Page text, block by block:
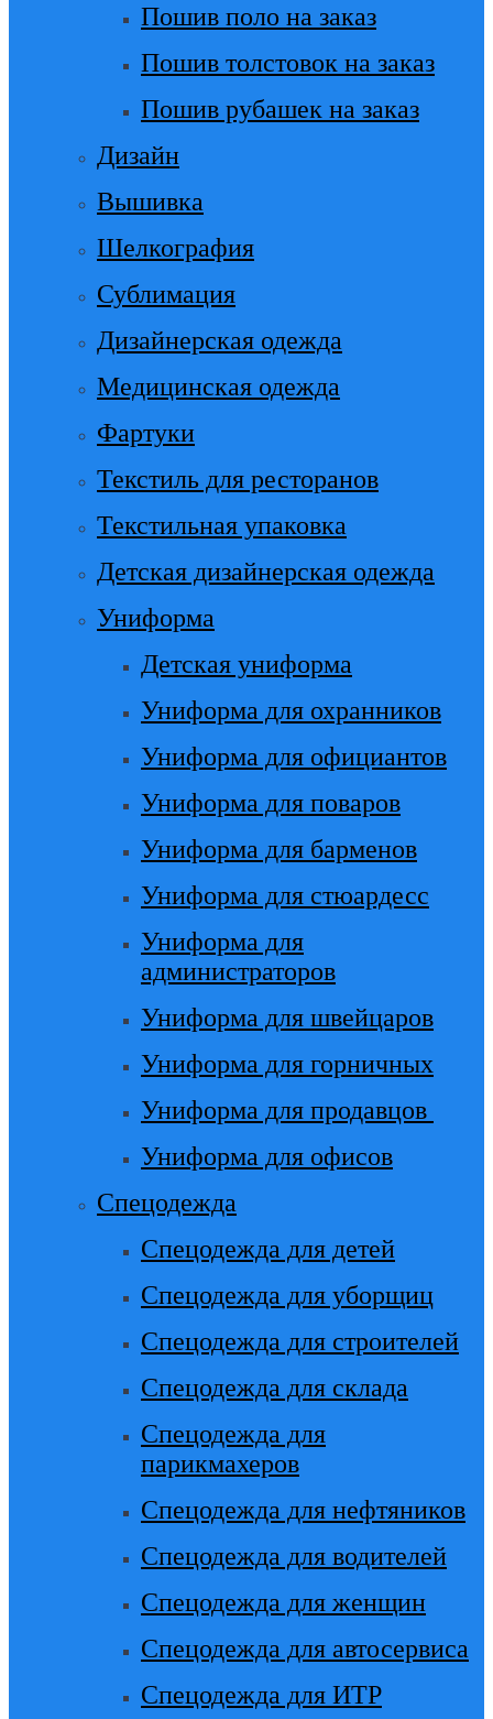
Пошив поло на заказ
Пошив толстовок на заказ
Пошив рубашек на заказ
Дизайн
Вышивка
Шелкография
Сублимация
Дизайнерская одежда
Медицинская одежда
Фартуки
Текстиль для ресторанов
Текстильная упаковка
Детская дизайнерская одежда
Униформа
Детская униформа
Униформа для охранников
Униформа для официантов
Униформа для поваров
Униформа для барменов
Униформа для стюардесс
Униформа для
администраторов
Униформа для швейцаров
Униформа для горничных
Униформа для продавцов
Униформа для офисов
Спецодежда
Спецодежда для детей
Спецодежда для уборщиц
Спецодежда для строителей
Спецодежда для склада
Спецодежда для
парикмахеров
Спецодежда для нефтяников
Спецодежда для водителей
Спецодежда для женщин
Спецодежда для автосервиса
Спецодежда для ИТР